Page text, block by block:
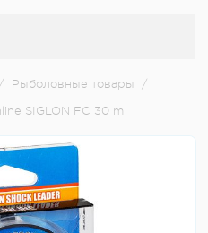
/ Рыболовные товары
/
SIGLON FC 30 m